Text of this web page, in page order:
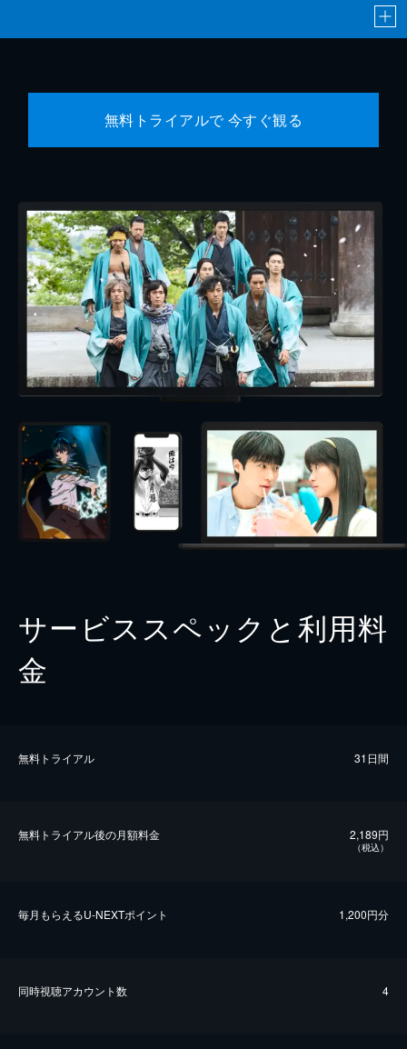
無料トライアルで 今すぐ観る
サービススペックと利用料
金
無料トライアル 31日間
無料トライアル後の⽉額料金 2,189円
（税込）
毎⽉もらえるU-NEXTポイント 1,200円分
同時視聴アカウント数 4